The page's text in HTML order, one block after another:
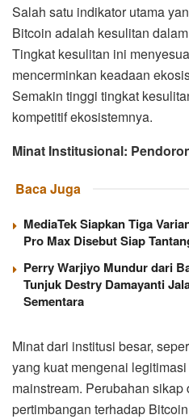
Salah satu indikator utama
Bitcoin adalah kesulitan
Tingkat kesulitan ini
mencerminkan keadaan
Semakin tinggi tingkat
kompetitif ekosistemnya.
Minat Institusional:
Baca Juga
MediaTek Siapkan Tiga
Pro Max Disebut Siap
Perry Warjiyo Mundur dari
Tunjuk Destry Damayanti
Sementara
Minat dari institusi besar,
yang kuat mengenai
mainstream. Perubahan
pertimbangan terhadap